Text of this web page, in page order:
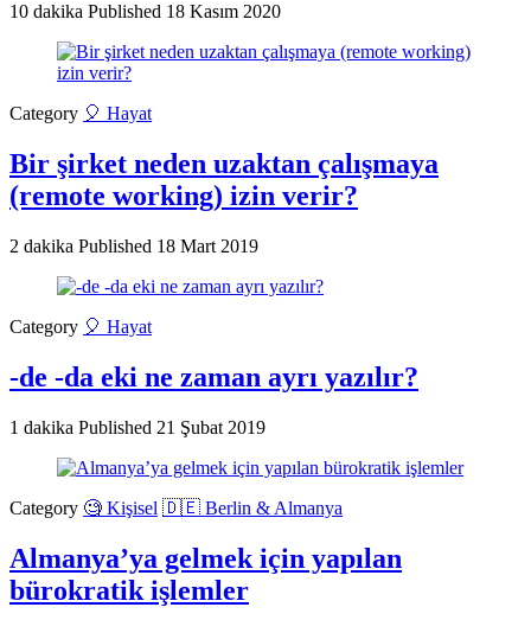
10 dakika Published 18 Kasım 2020
Category 🎈 Hayat
Bir şirket neden uzaktan çalışmaya
(remote working) izin verir?
2 dakika Published 18 Mart 2019
Category 🎈 Hayat
-de -da eki ne zaman ayrı yazılır?
1 dakika Published 21 Şubat 2019
Category 🧐 Kişisel 🇩🇪 Berlin & Almanya
Almanya’ya gelmek için yapılan
bürokratik işlemler